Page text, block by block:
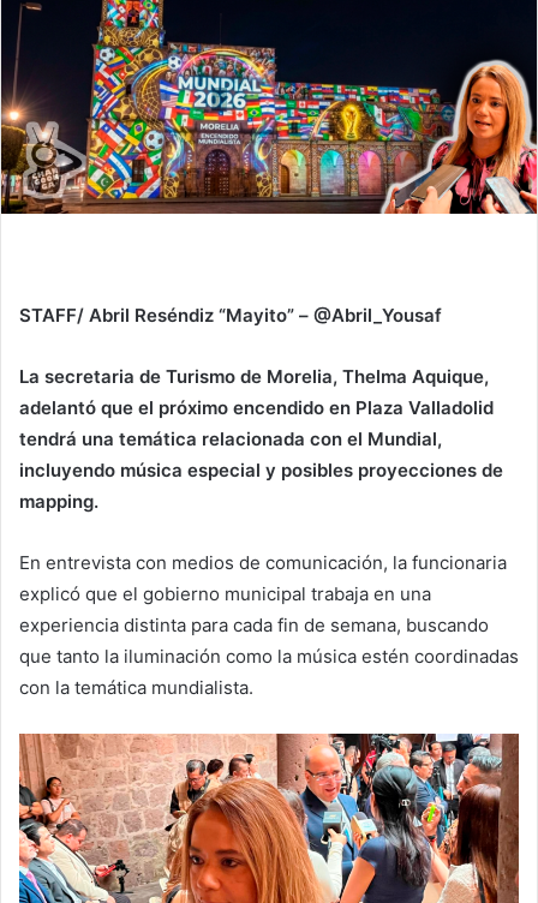
STAFF/ Abril Reséndiz “Mayito” – @Abril_Yousaf
La secretaria de Turismo de Morelia, Thelma Aquique,
adelantó que el próximo encendido en Plaza Valladolid
tendrá una temática relacionada con el Mundial,
incluyendo música especial y posibles proyecciones de
mapping.
En entrevista con medios de comunicación, la funcionaria
explicó que el gobierno municipal trabaja en una
experiencia distinta para cada fin de semana, buscando
que tanto la iluminación como la música estén coordinadas
con la temática mundialista.